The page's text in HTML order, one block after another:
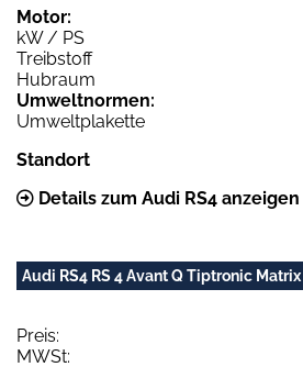
Motor:
kW / PS
Treibstoff
Hubraum
Umweltnormen:
Umweltplakette
Standort
Details zum Audi RS4 anzeigen
Audi RS4 RS 4 Avant Q Tiptronic
Preis:
MWSt: